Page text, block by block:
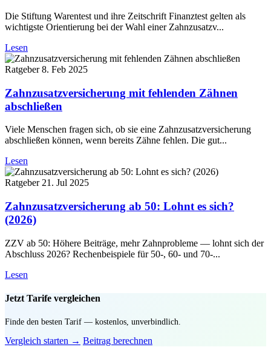
Die Stiftung Warentest und ihre Zeitschrift Finanztest gelten als
wichtigste Orientierung bei der Wahl einer Zahnzusatzv...
Lesen
Ratgeber 8. Feb 2025
Zahnzusatzversicherung mit fehlenden Zähnen
abschließen
Viele Menschen fragen sich, ob sie eine Zahnzusatzversicherung
abschließen können, wenn bereits Zähne fehlen. Die gut...
Lesen
Ratgeber 21. Jul 2025
Zahnzusatzversicherung ab 50: Lohnt es sich?
(2026)
ZZV ab 50: Höhere Beiträge, mehr Zahnprobleme — lohnt sich der
Abschluss 2026? Rechenbeispiele für 50-, 60- und 70-...
Lesen
Jetzt Tarife vergleichen
Finde den besten Tarif — kostenlos, unverbindlich.
Vergleich starten → Beitrag berechnen